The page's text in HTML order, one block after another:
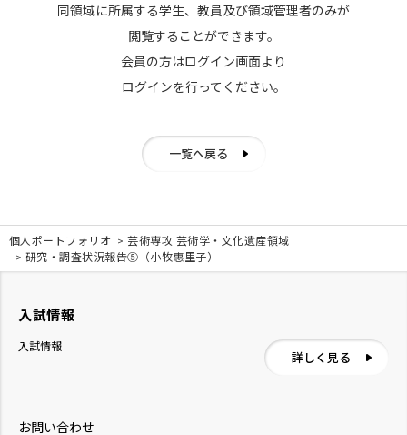
同領域に所属する学生、教員及び領域管理者のみが
閲覧することができます。
会員の方はログイン画面より
ログインを行ってください。
一覧へ戻る
個人ポートフォリオ
芸術専攻 芸術学・文化遺産領域
研究・調査状況報告⑤（小牧惠里子）
お問い合わせ
入試情報
入試情報
詳しく見る